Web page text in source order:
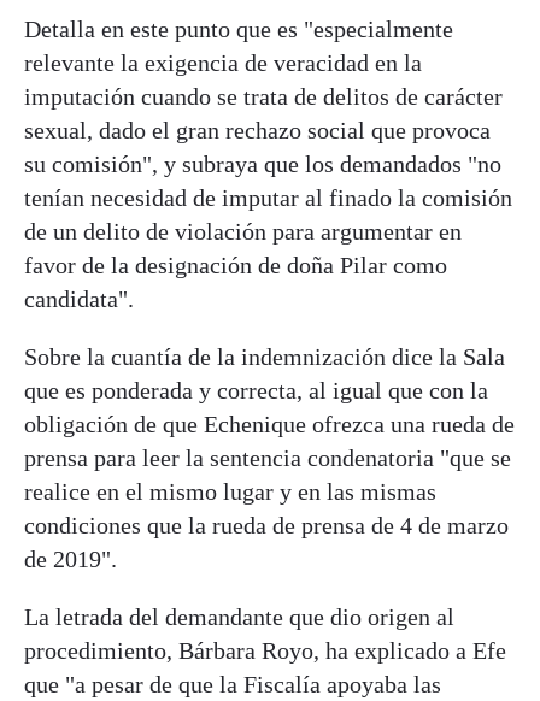
Detalla en este punto que es "especialmente
relevante la exigencia de veracidad en la
imputación cuando se trata de delitos de carácter
sexual, dado el gran rechazo social que provoca
su comisión", y subraya que los demandados "no
tenían necesidad de imputar al finado la comisión
de un delito de violación para argumentar en
favor de la designación de doña Pilar como
candidata".
Sobre la cuantía de la indemnización dice la Sala
que es ponderada y correcta, al igual que con la
obligación de que Echenique ofrezca una rueda de
prensa para leer la sentencia condenatoria "que se
realice en el mismo lugar y en las mismas
condiciones que la rueda de prensa de 4 de marzo
de 2019".
La letrada del demandante que dio origen al
procedimiento, Bárbara Royo, ha explicado a Efe
que "a pesar de que la Fiscalía apoyaba las